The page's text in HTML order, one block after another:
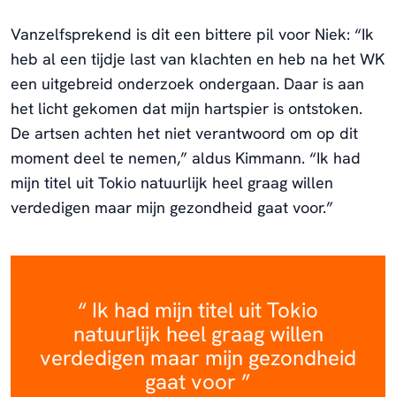
Vanzelfsprekend is dit een bittere pil voor Niek: “Ik
heb al een tijdje last van klachten en heb na het WK
een uitgebreid onderzoek ondergaan. Daar is aan
het licht gekomen dat mijn hartspier is ontstoken.
De artsen achten het niet verantwoord om op dit
moment deel te nemen,” aldus Kimmann. “Ik had
mijn titel uit Tokio natuurlijk heel graag willen
verdedigen maar mijn gezondheid gaat voor.”
Ik had mijn titel uit Tokio
natuurlijk heel graag willen
verdedigen maar mijn gezondheid
gaat voor